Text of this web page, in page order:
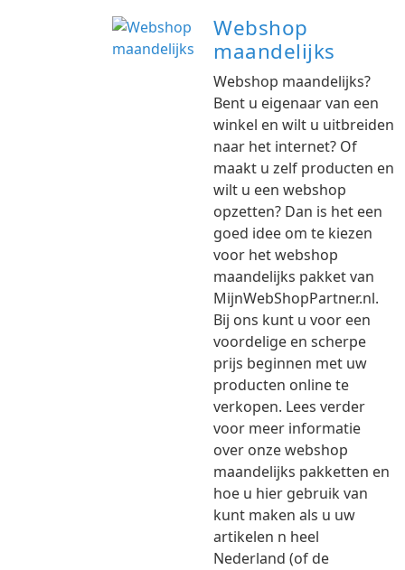
Webshop
maandelijks
Webshop maandelijks?
Bent u eigenaar van een
winkel en wilt u uitbreiden
naar het internet? Of
maakt u zelf producten en
wilt u een webshop
opzetten? Dan is het een
goed idee om te kiezen
voor het webshop
maandelijks pakket van
MijnWebShopPartner.nl.
Bij ons kunt u voor een
voordelige en scherpe
prijs beginnen met uw
producten online te
verkopen. Lees verder
voor meer informatie
over onze webshop
maandelijks pakketten en
hoe u hier gebruik van
kunt maken als u uw
artikelen n heel
Nederland (of de